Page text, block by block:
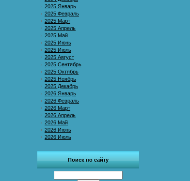
2025 Январь
2025 Февраль
2025 Март
2025 Апрель
2025 Май
2025 Июнь
2025 Июль
2025 Август
2025 Сентябрь
2025 Октябрь
2025 Ноябрь
2025 Декабрь
2026 Январь
2026 Февраль
2026 Март
2026 Апрель
2026 Май
2026 Июнь
2026 Июль
Поиск по сайту